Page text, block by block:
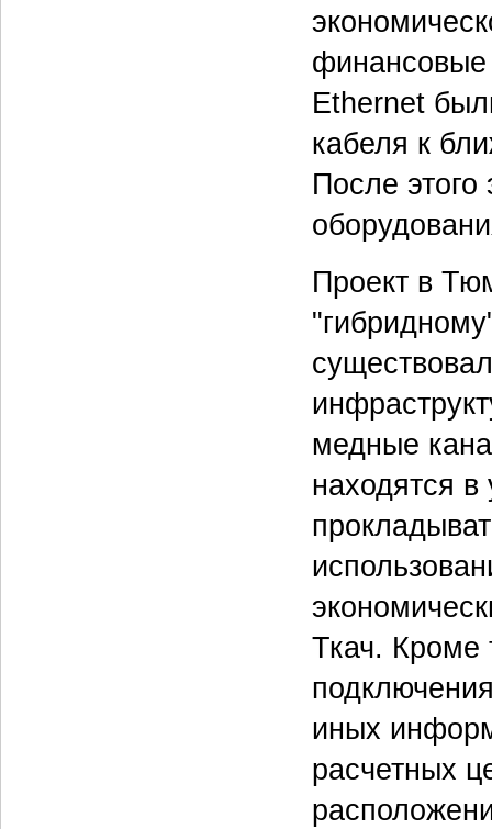
финансовые
Ethernet
кабеля к
После этого
Проект в
медные
находятся
Ткач. Кроме
иных
расчетных